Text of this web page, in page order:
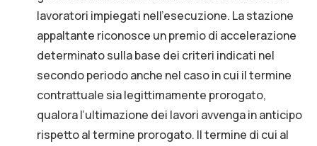
lavoratori impiegati nell’esecuzione. La stazione
appaltante riconosce un premio di accelerazione
determinato sulla base dei criteri indicati nel
secondo periodo anche nel caso in cui il termine
contrattuale sia legittimamente prorogato,
qualora l’ultimazione dei lavori avvenga in anticipo
rispetto al termine prorogato. Il termine di cui al